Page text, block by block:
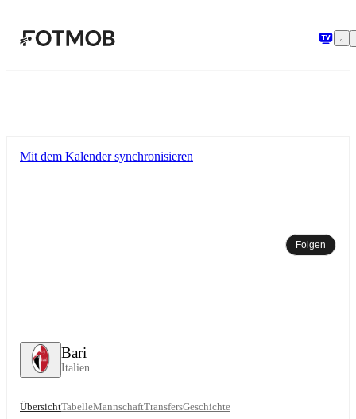
Bari
Italien
Mit dem Kalender synchronisieren
Folgen
ÜbersichtTabelleMannschaftTransfersGeschichte